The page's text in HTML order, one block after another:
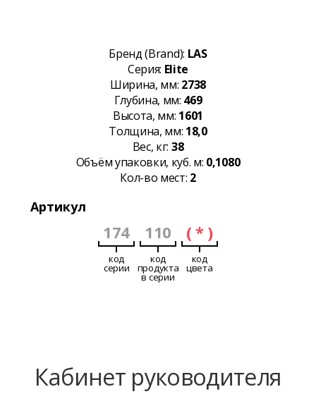
Бренд (Brand): LAS
Серия: Elite
Ширина, мм: 2738
Глубина, мм: 469
Высота, мм: 1601
Толщина, мм: 18,0
Вес, кг: 38
Объём упаковки, куб. м: 0,1080
Кол-во мест: 2
Артикул
174
код
серии
110
код
продукта
в серии
( * )
код
цвета
Кабинет руководителя